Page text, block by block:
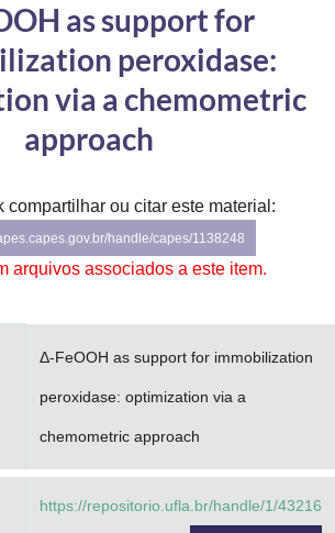
e dos Direitos Humanos
as support for
peroxidase:
via a chemometric
approach
compartilhar ou citar este material:
handle/capes/1138248
arquivos associados a este item.
Δ-FeOOH as support for immobilization
peroxidase: optimization via a
chemometric approach
https://repositorio.ufla.br/handle/1/43216